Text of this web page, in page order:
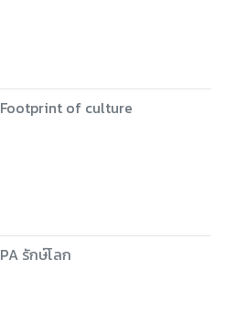
Footprint of culture
PA รักษ์โลก